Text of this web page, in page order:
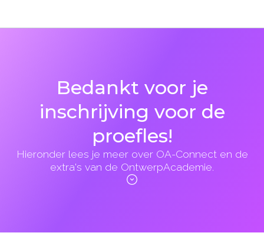
Bedankt voor je
inschrijving voor de
proefles!
Hieronder lees je meer over OA-Connect en de
extra's van de OntwerpAcademie.